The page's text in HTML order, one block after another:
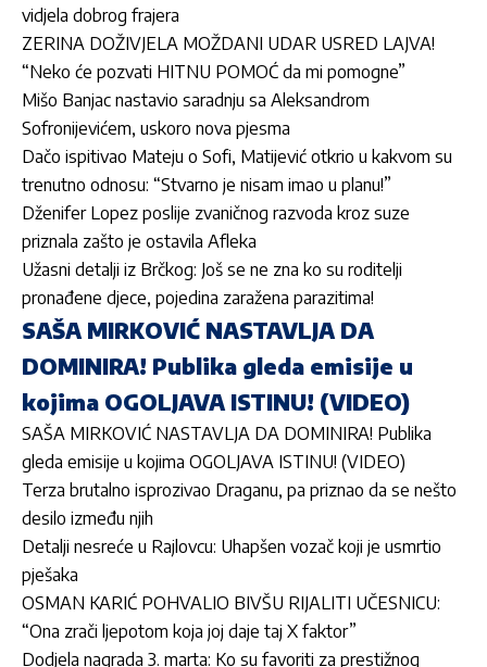
vidjela dobrog frajera
ZERINA DOŽIVJELA MOŽDANI UDAR USRED LAJVA!
“Neko će pozvati HITNU POMOĆ da mi pomogne”
Mišo Banjac nastavio saradnju sa Aleksandrom
Sofronijevićem, uskoro nova pjesma
Dačo ispitivao Mateju o Sofi, Matijević otkrio u kakvom su
trenutno odnosu: “Stvarno je nisam imao u planu!”
Dženifer Lopez poslije zvaničnog razvoda kroz suze
priznala zašto je ostavila Afleka
Užasni detalji iz Brčkog: Još se ne zna ko su roditelji
pronađene djece, pojedina zaražena parazitima!
SAŠA MIRKOVIĆ NASTAVLJA DA
DOMINIRA! Publika gleda emisije u
kojima OGOLJAVA ISTINU! (VIDEO)
SAŠA MIRKOVIĆ NASTAVLJA DA DOMINIRA! Publika
gleda emisije u kojima OGOLJAVA ISTINU! (VIDEO)
Terza brutalno isprozivao Draganu, pa priznao da se nešto
desilo između njih
Detalji nesreće u Rajlovcu: Uhapšen vozač koji je usmrtio
pješaka
OSMAN KARIĆ POHVALIO BIVŠU RIJALITI UČESNICU:
“Ona zrači ljepotom koja joj daje taj X faktor”
Dodjela nagrada 3. marta: Ko su favoriti za prestižnog